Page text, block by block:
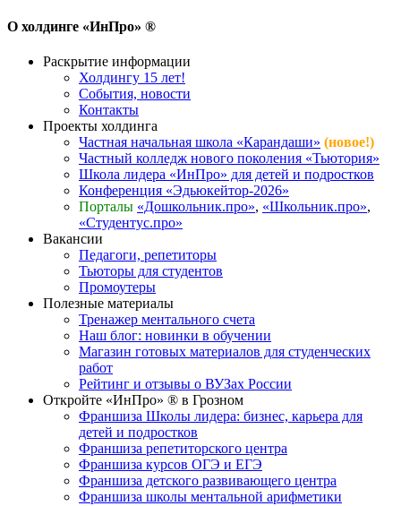
О холдинге «ИнПро» ®
Раскрытие информации
Холдингу 15 лет!
События, новости
Контакты
Проекты холдинга
Частная начальная школа «Карандаши» (новое!)
Частный колледж нового поколения «Тьютория»
Школа лидера «ИнПро» для детей и подростков
Конференция «Эдьюкейтор-2026»
Порталы «Дошкольник.про», «Школьник.про»,
«Студентус.про»
Вакансии
Педагоги, репетиторы
Тьюторы для студентов
Промоутеры
Полезные материалы
Тренажер ментального счета
Наш блог: новинки в обучении
Магазин готовых материалов для студенческих
работ
Рейтинг и отзывы о ВУЗах России
Откройте «ИнПро» ® в Грозном
Франшиза Школы лидера: бизнес, карьера для
детей и подростков
Франшиза репетиторского центра
Франшиза курсов ОГЭ и ЕГЭ
Франшиза детского развивающего центра
Франшиза школы ментальной арифметики